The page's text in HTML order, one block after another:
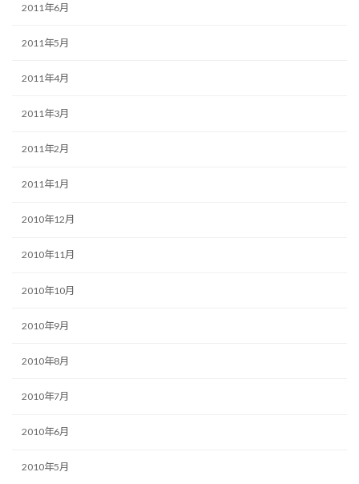
2011年6月
2011年5月
2011年4月
2011年3月
2011年2月
2011年1月
2010年12月
2010年11月
2010年10月
2010年9月
2010年8月
2010年7月
2010年6月
2010年5月